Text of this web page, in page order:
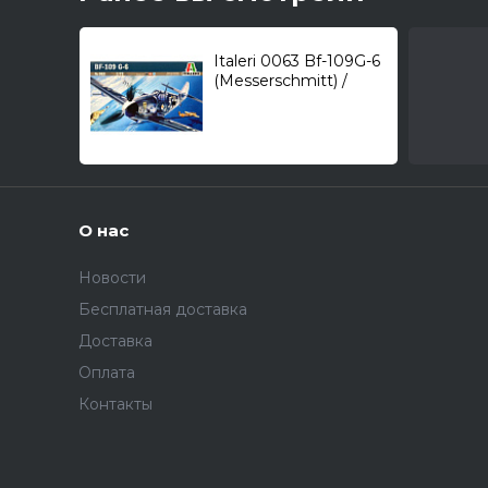
Italeri 0063 Bf-109G-6
(Messerschmitt) /
О нас
Новости
Бесплатная доставка
Доставка
Оплата
Контакты